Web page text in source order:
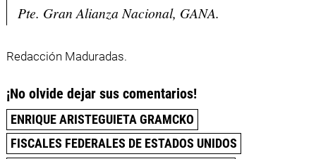
Pte. Gran Alianza Nacional, GANA.
Redacción Maduradas.
¡No olvide dejar sus comentarios!
ENRIQUE ARISTEGUIETA GRAMCKO
FISCALES FEDERALES DE ESTADOS UNIDOS